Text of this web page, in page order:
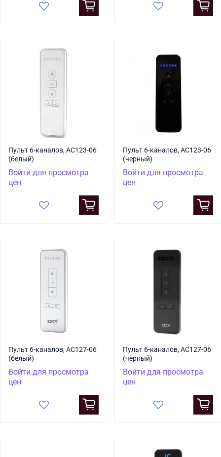
Пульт 6-каналов, AC123-06
(белый)
Войти для просмотра
цен
Пульт 6-каналов, AC123-06
(черный)
Войти для просмотра
цен
Пульт 6-каналов, AC127-06
(белый)
Войти для просмотра
цен
Пульт 6-каналов, AC127-06
(чёрный)
Войти для просмотра
цен